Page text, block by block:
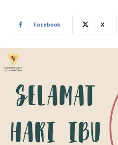
Facebook X